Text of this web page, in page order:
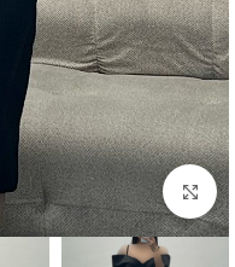
بزرگنمایی تصویر